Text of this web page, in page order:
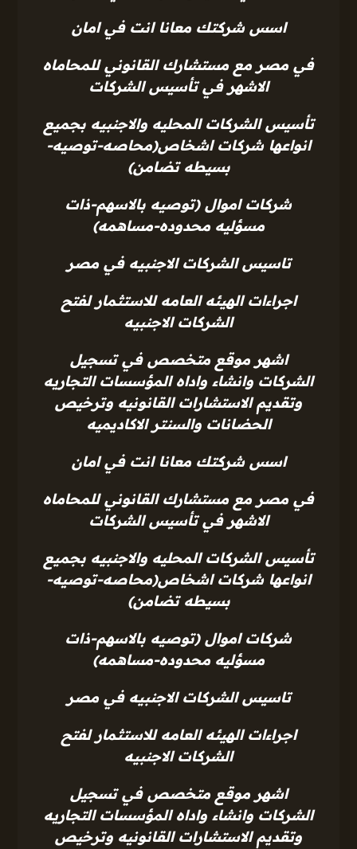
اسس شركتك معانا انت في امان
في مصر مع مستشارك القانوني للمحاماه
الاشهر في تأسيس الشركات
تأسيس الشركات المحليه والاجنبيه بجميع
انواعها شركات اشخاص(محاصه-توصيه-
بسيطه تضامن)
شركات اموال (توصيه بالاسهم-ذات
مسؤليه محدوده-مساهمه)
تاسيس الشركات الاجنبيه في مصر
اجراءات الهيئه العامه للاستثمار لفتح
الشركات الاجنبيه
اشهر موقع متخصص في تسجيل
الشركات وانشاء واداه المؤسسات التجاريه
وتقديم الاستشارات القانونيه وترخيص
الحضانات والسنتر الاكاديميه
اسس شركتك معانا انت في امان
في مصر مع مستشارك القانوني للمحاماه
الاشهر في تأسيس الشركات
تأسيس الشركات المحليه والاجنبيه بجميع
انواعها شركات اشخاص(محاصه-توصيه-
بسيطه تضامن)
شركات اموال (توصيه بالاسهم-ذات
مسؤليه محدوده-مساهمه)
تاسيس الشركات الاجنبيه في مصر
اجراءات الهيئه العامه للاستثمار لفتح
الشركات الاجنبيه
اشهر موقع متخصص في تسجيل
الشركات وانشاء واداه المؤسسات التجاريه
وتقديم الاستشارات القانونيه وترخيص